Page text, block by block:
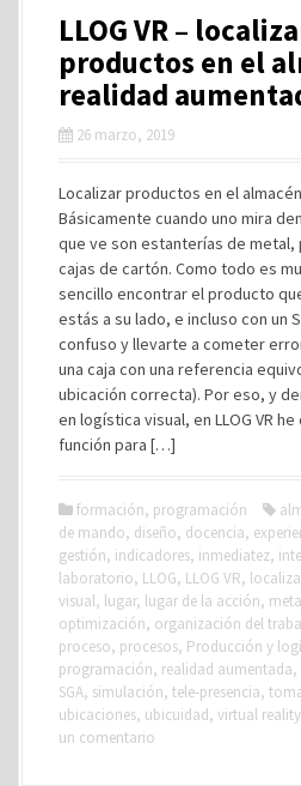
LLOG VR –
productos en el
realidad
26 marzo, 2019
Localizar productos en el
Básicamente cuando uno mira
que ve son estanterías de metal,
cajas de cartón. Como todo es
sencillo encontrar el producto
estás a su lado, e incluso con un
confuso y llevarte a cometer
una caja con una referencia
ubicación correcta). Por eso, y
en logística visual, en LLOG VR
función para […]
formación, programación
de mando, diseño, docencia,
gestión, indicadores, inmediatez,
laboratorio, LLOG, LLOG VR,
visual, lugar, lugar de la acción,
optimización, organización del
proceso, procesos, Producción y
programación, realidad aumentada,
SGA, simulación, tele-presencia,
ubicaciones, ubicuidad, virtual reality
un comentario